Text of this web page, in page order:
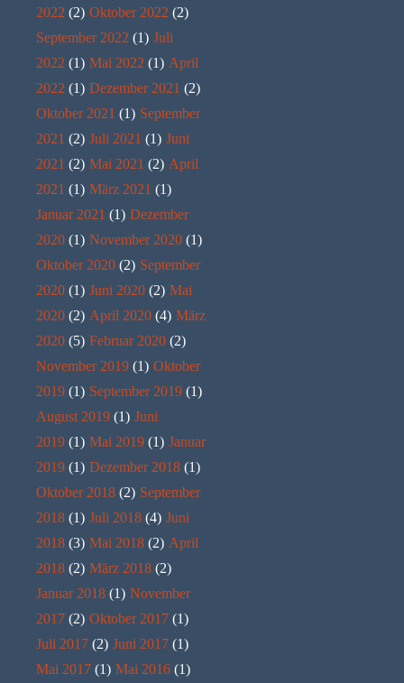
2022 (2) Oktober 2022 (2)
September 2022 (1) Juli
2022 (1) Mai 2022 (1) April
2022 (1) Dezember 2021 (2)
Oktober 2021 (1) September
2021 (2) Juli 2021 (1) Juni
2021 (2) Mai 2021 (2) April
2021 (1) März 2021 (1)
Januar 2021 (1) Dezember
2020 (1) November 2020 (1)
Oktober 2020 (2) September
2020 (1) Juni 2020 (2) Mai
2020 (2) April 2020 (4) März
2020 (5) Februar 2020 (2)
November 2019 (1) Oktober
2019 (1) September 2019 (1)
August 2019 (1) Juni
2019 (1) Mai 2019 (1) Januar
2019 (1) Dezember 2018 (1)
Oktober 2018 (2) September
2018 (1) Juli 2018 (4) Juni
2018 (3) Mai 2018 (2) April
2018 (2) März 2018 (2)
Januar 2018 (1) November
2017 (2) Oktober 2017 (1)
Juli 2017 (2) Juni 2017 (1)
Mai 2017 (1) Mai 2016 (1)